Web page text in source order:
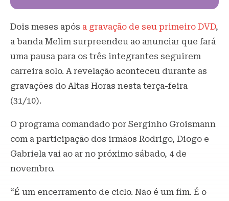
Dois meses após a gravação de seu primeiro DVD,
a banda Melim surpreendeu ao anunciar que fará
uma pausa para os três integrantes seguirem
carreira solo. A revelação aconteceu durante as
gravações do Altas Horas nesta terça-feira
(31/10).
O programa comandado por Serginho Groismann
com a participação dos irmãos Rodrigo, Diogo e
Gabriela vai ao ar no próximo sábado, 4 de
novembro.
“É um encerramento de ciclo. Não é um fim. É o